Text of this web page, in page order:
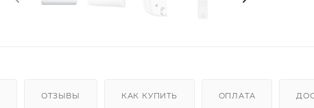
ОТЗЫВЫ КАК КУПИТЬ ОПЛАТА